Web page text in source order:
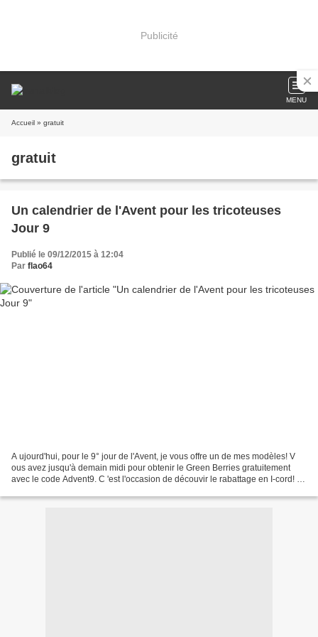
Publicité
MENU
Accueil » gratuit
gratuit
Un calendrier de l'Avent pour les tricoteuses
Jour 9
Publié le 09/12/2015 à 12:04
Par flao64
A ujourd'hui, pour le 9° jour de l'Avent, je vous offre un de mes modèles! V
ous avez jusqu'à demain midi pour obtenir le Green Berries gratuitement
avec le code Advent9. C 'est l'occasion de découvir le rabattage en I-cord! T